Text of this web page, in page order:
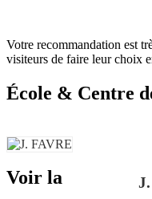
Votre recommandation est
visiteurs de faire leur choix
École & Centre
Voir la